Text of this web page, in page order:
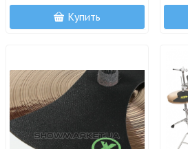
Купить